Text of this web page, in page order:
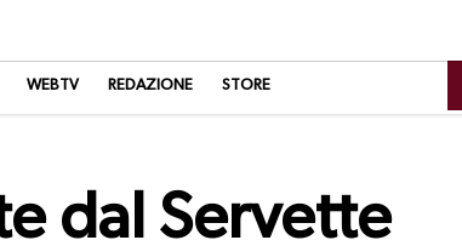
WEBTV REDAZIONE STORE
dal Servette